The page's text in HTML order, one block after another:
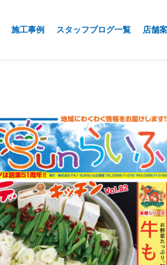
施工事例 スタッフブログ一覧 店舗